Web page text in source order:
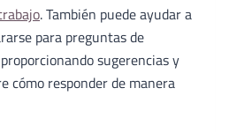
. También puede ayudar a
para preguntas de
sugerencias y
cómo responder de manera